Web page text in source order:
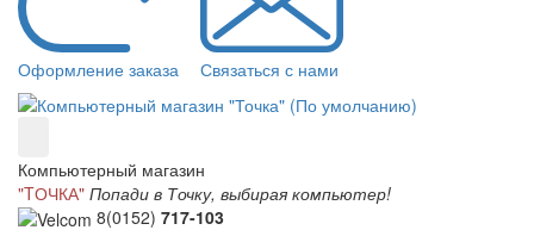
Оформление заказа Связаться с нами
Компьютерный магазин
"TОЧКА" Попади в Точку, выбирая компьютер!
8(0152) 717-103